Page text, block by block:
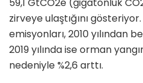
59,1 GtCO2e (gigatonluk
zirveye ulaştığını
emisyonları, 2010 yılından
2019 yılında ise orman
nedeniyle %2,6 arttı.